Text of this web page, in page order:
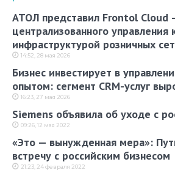
АТОЛ представил Frontol Cloud
централизованного управления
инфраструктурой розничных
14:52, 28 мая 2026
Бизнес инвестирует в
опытом: сегмент CRM-услуг
16:23, 27 мая 2026
Siemens объявила об уходе с
09:26, 12 мая 2022
«Это — вынужденная мера»:
встречу с российским бизнесом
21:23, 24 февраля 2022